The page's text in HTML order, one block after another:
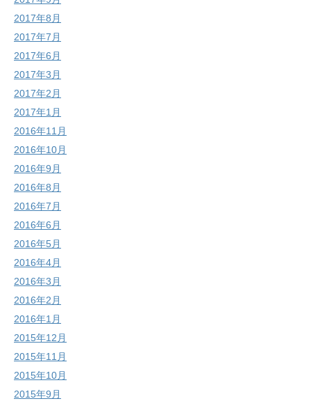
2017年8月
2017年7月
2017年6月
2017年3月
2017年2月
2017年1月
2016年11月
2016年10月
2016年9月
2016年8月
2016年7月
2016年6月
2016年5月
2016年4月
2016年3月
2016年2月
2016年1月
2015年12月
2015年11月
2015年10月
2015年9月